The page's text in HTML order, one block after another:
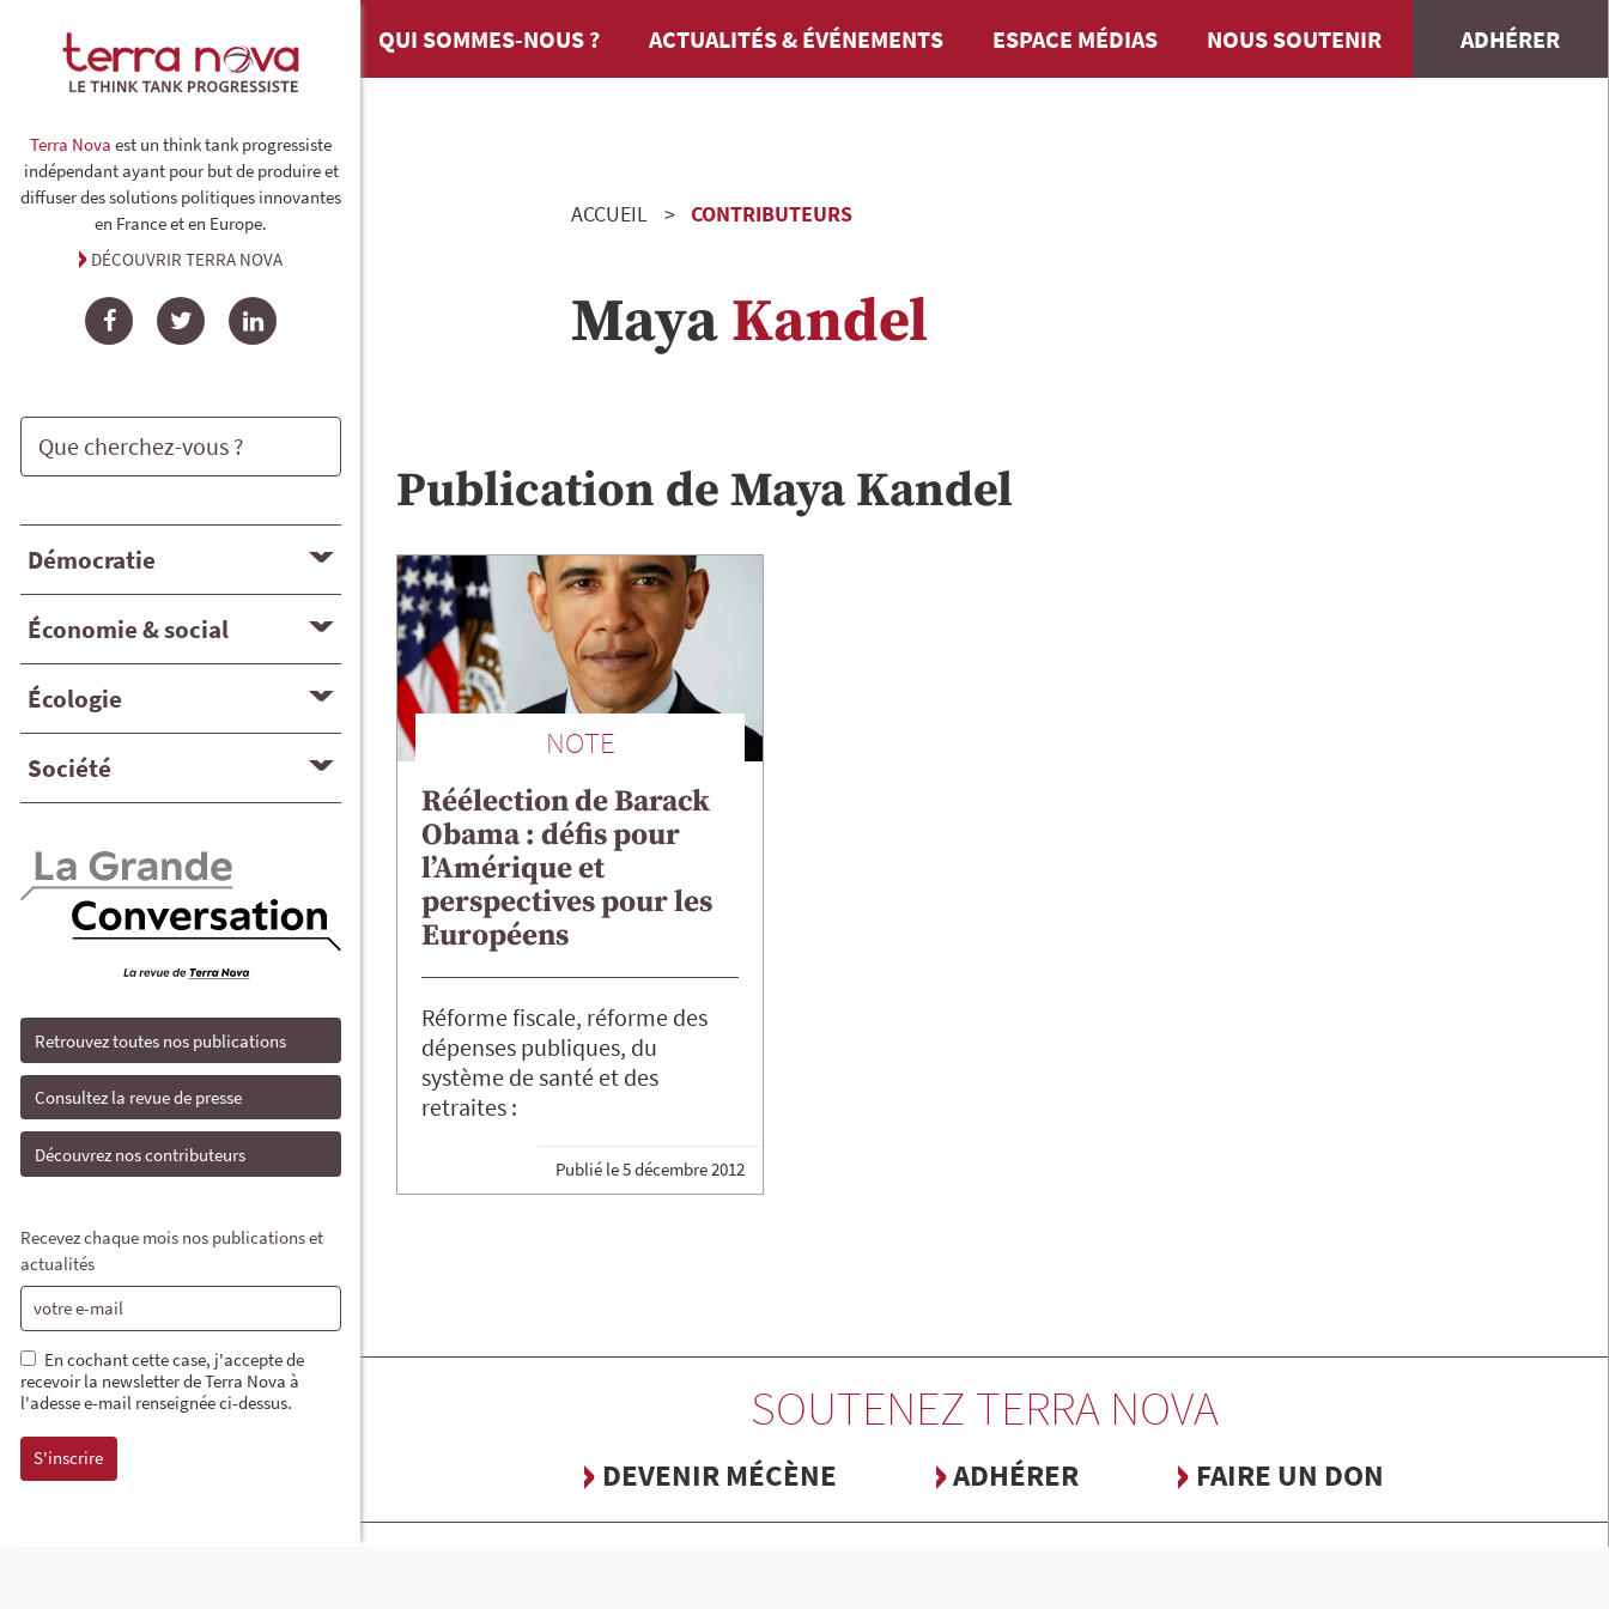
Terra Nova est un think tank progressiste
indépendant ayant pour but de produire et
diffuser des solutions politiques innovantes
en France et en Europe.
DÉCOUVRIR TERRA NOVA
FacebookTwitterLinkedIn
Démocratie
Économie & social
Écologie
Société
Retrouvez toutes nos publications
Consultez la revue de presse
Découvrez nos contributeurs
Recevez chaque mois nos publications et
actualités
En cochant cette case, j'accepte de
recevoir la newsletter de Terra Nova à
l'adesse e-mail renseignée ci-dessus.
QUI SOMMES-NOUS ? ACTUALITÉS & ÉVÉNEMENTS ESPACE MÉDIAS NOUS SOUTENIR ADHÉRER
ACCUEIL CONTRIBUTEURS
MayaKandel
Publication de Maya Kandel
NOTE
Réélection de Barack
Obama : défis pour
l’Amérique et
perspectives pour les
Européens
Réforme fiscale, réforme des
dépenses publiques, du
système de santé et des
retraites :
Publié le5 décembre 2012
SOUTENEZ TERRA NOVA
DEVENIR MÉCÈNE ADHÉRER FAIRE UN DON